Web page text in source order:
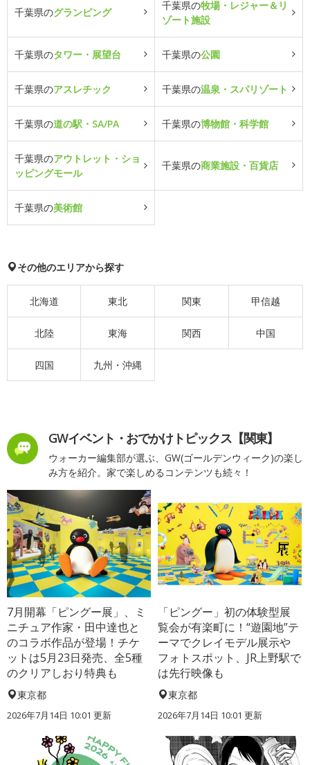
千葉県のグランピング
千葉県の牧場・レジャー＆リ
ゾート施設
千葉県のタワー・展望台 千葉県の公園
千葉県のアスレチック 千葉県の温泉・スパリゾート
千葉県の道の駅・SA/PA 千葉県の博物館・科学館
千葉県のアウトレット・ショ
ッピングモール
千葉県の商業施設・百貨店
千葉県の美術館
その他のエリアから探す
北海道 東北 関東 甲信越
北陸 東海 関西 中国
四国 九州・沖縄
GWイベント・おでかけトピックス【関東】
ウォーカー編集部が選ぶ、GW(ゴールデンウィーク)の楽し
み方を紹介。家で楽しめるコンテンツも続々！
7月開幕「ピングー展」、ミ
ニチュア作家・田中達也と
のコラボ作品が登場！チケ
ットは5月23日発売、全5種
のクリアしおり特典も
東京都
2026年7月14日 10:01 更新
「ピングー」初の体験型展
覧会が有楽町に！“遊園地”テ
ーマでクレイモデル展示や
フォトスポット、JR上野駅で
は先行映像も
東京都
2026年7月14日 10:01 更新